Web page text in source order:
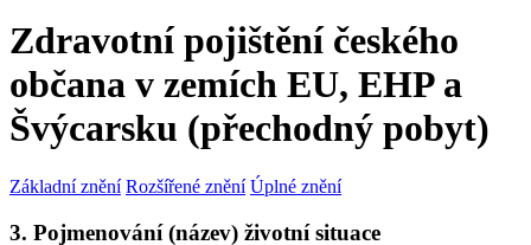
Zdravotní pojištění českého
občana v zemích EU, EHP a
Švýcarsku (přechodný pobyt)
Základní znění Rozšířené znění Úplné znění
3. Pojmenování (název) životní situace